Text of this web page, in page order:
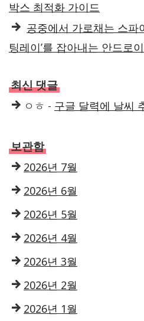
박스 최적화 가이드
공중에서 가로채는 스파
팅레이’를 잡아내는 안드로
최신 댓글
ㅇㅎ - 구글 달력에 날씨
보관함
2026년 7월
2026년 6월
2026년 5월
2026년 4월
2026년 3월
2026년 2월
2026년 1월